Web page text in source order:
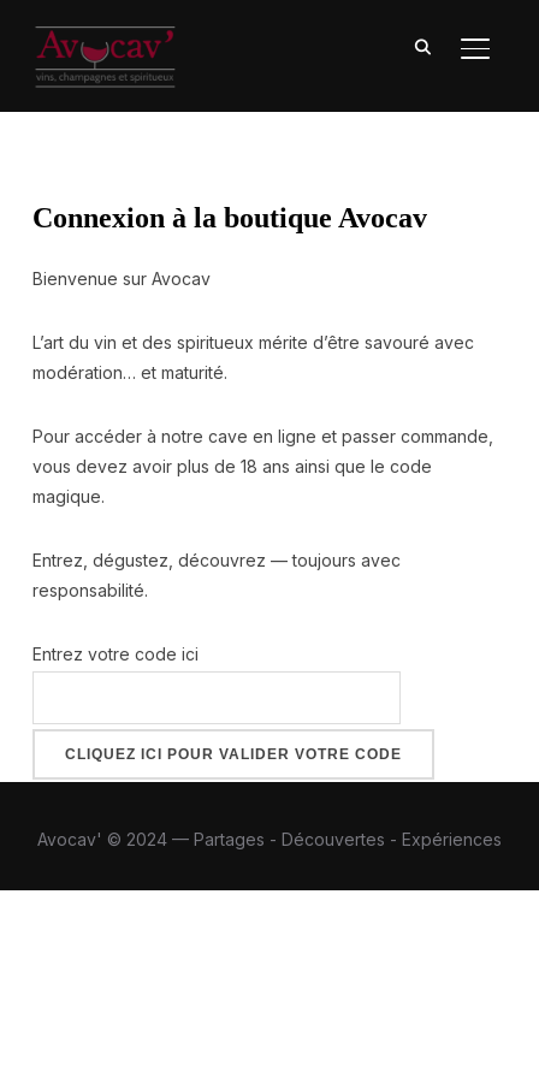
Connexion à la boutique Avocav
Bienvenue sur Avocav
L’art du vin et des spiritueux mérite d’être savouré avec
modération… et maturité.
Pour accéder à notre cave en ligne et passer commande,
vous devez avoir plus de 18 ans ainsi que le code
magique.
Entrez, dégustez, découvrez — toujours avec
responsabilité.
Entrez votre code ici
Avocav' © 2024 — Partages - Découvertes - Expériences